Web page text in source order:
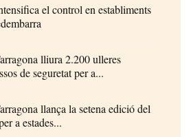
el control en establiments
lliura 2.200 ulleres
de seguretat per a...
llança la setena edició del
a estades...